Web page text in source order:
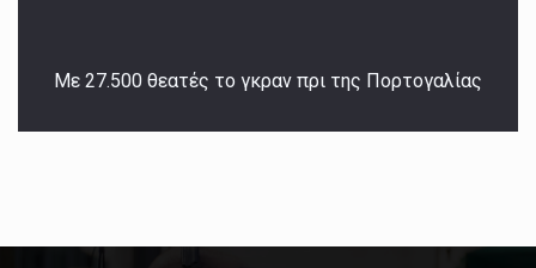
Με 27.500 θεατές το γκραν πρι της Πορτογαλίας